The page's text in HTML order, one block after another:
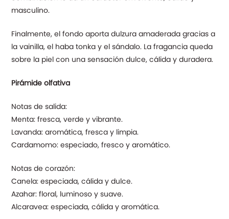
masculino.
Finalmente, el fondo aporta dulzura amaderada gracias a
la vainilla, el haba tonka y el sándalo. La fragancia queda
sobre la piel con una sensación dulce, cálida y duradera.
Pirámide olfativa
Notas de salida:
Menta: fresca, verde y vibrante.
Lavanda: aromática, fresca y limpia.
Cardamomo: especiado, fresco y aromático.
Notas de corazón:
Canela: especiada, cálida y dulce.
Azahar: floral, luminoso y suave.
Alcaravea: especiada, cálida y aromática.